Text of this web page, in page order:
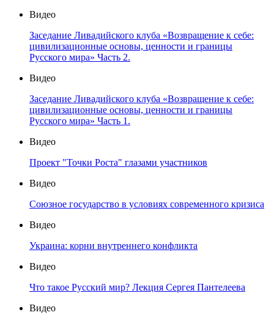
Видео
Заседание Ливадийского клуба «Возвращение к себе:
цивилизационные основы, ценности и границы
Русского мира» Часть 2.
Видео
Заседание Ливадийского клуба «Возвращение к себе:
цивилизационные основы, ценности и границы
Русского мира» Часть 1.
Видео
Проект "Точки Роста" глазами участников
Видео
Союзное государство в условиях современного кризиса
Видео
Украина: корни внутреннего конфликта
Видео
Что такое Русский мир? Лекция Сергея Пантелеева
Видео